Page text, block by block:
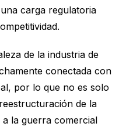
carga regulatoria
de la industria de
conectada con
por lo que no es solo
de la
a la guerra comercial